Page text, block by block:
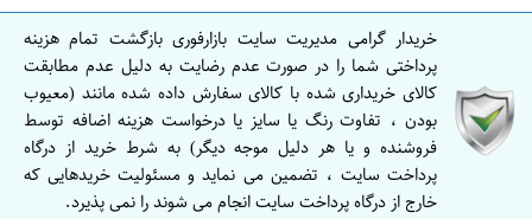
خریدار گرامی مدیریت سایت بازارفوری بازگشت تمام هزینه
پرداختی شما را در صورت عدم رضایت به دلیل عدم مطابقت
کالای خریداری شده با کالای سفارش داده شده مانند (معیوب
بودن ، تفاوت رنگ یا سایز یا درخواست هزینه اضافه توسط
فروشنده و یا هر دلیل موجه دیگر) به شرط خرید از درگاه
پرداخت سایت ، تضمین می نماید و مسئولیت خریدهایی که
خارج از درگاه پرداخت سایت انجام می شوند را نمی پذیرد.